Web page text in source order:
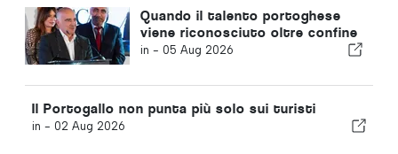
Quando il talento portoghese
viene riconosciuto oltre confine
in - 05 Aug 2026
Il Portogallo non punta più solo sui turisti
in - 02 Aug 2026